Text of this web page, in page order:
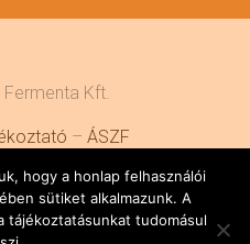
Kft.
– ÁSZF
Jelen a weben
hogy a honlap felhasználói
sütiket alkalmazunk. A
tájékoztatásunkat tudomásul